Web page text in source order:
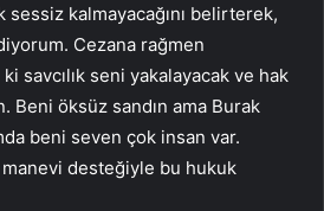
sessiz kalmayacağını belirterek,
Cezana rağmen
savcılık seni yakalayacak ve hak
Beni öksüz sandın ama Burak
beni seven çok insan var.
desteğiyle bu hukuk